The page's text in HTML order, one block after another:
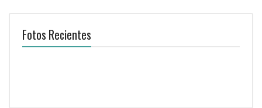
Fotos Recientes